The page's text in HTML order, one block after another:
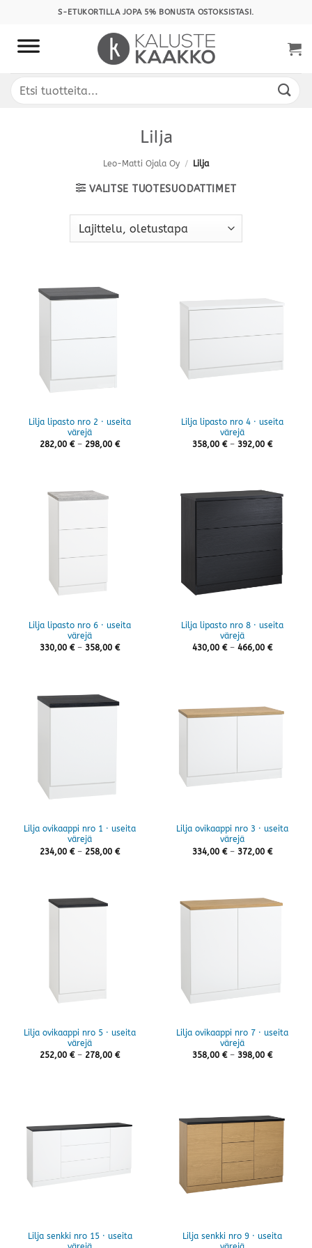
content
S-ETUKORTILLA JOPA 5% BONUSTA OSTOKSISTASI.
Etsi:
Lilja
Leo-Matti Ojala Oy / Lilja
VALITSE TUOTESUODATTIMET
Lilja lipasto nro 2 · useita
värejä
282,00 € – 298,00 €Hintaluokka:
Lilja lipasto nro 4 · useita
värejä
358,00 € – 392,00 €
Lilja lipasto nro 6 · useita
värejä
330,00 € – 358,00 €Hintaluokka:
Lilja lipasto nro 8 · useita
värejä
430,00 € – 466,00 €
Lilja ovikaappi nro 1 · useita
värejä
234,00 € – 258,00 €Hintaluokka:
Lilja ovikaappi nro 3 · useita
värejä
334,00 € – 372,00 €
Lilja ovikaappi nro 5 · useita
värejä
252,00 € – 278,00 €Hintaluokka:
Lilja ovikaappi nro 7 · useita
värejä
358,00 € – 398,00 €
Lilja senkki nro 15 · useita
Lilja senkki nro 9 · useita